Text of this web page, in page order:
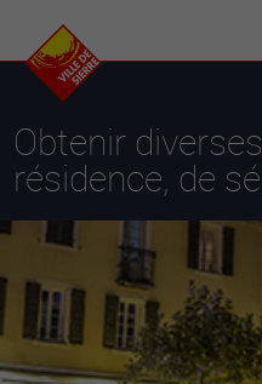
Obtenir
résidence, de